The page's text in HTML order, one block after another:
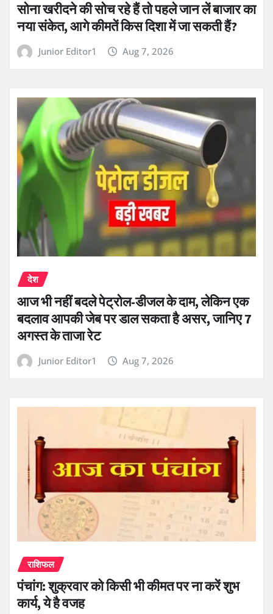
सोना खरीदने की सोच रहे हैं तो पहले जान लें बाजार का
नया संकेत, आगे कीमतें किस दिशा में जा सकती हैं?
Junior Editor1 Aug 7, 2026
देश
आज भी नहीं बदले पेट्रोल-डीजल के दाम, लेकिन एक
बदलाव आपकी जेब पर डाल सकता है असर, जानिए 7
अगस्त के ताजा रेट
Junior Editor1 Aug 7, 2026
राशिफल
पंचांग: शुक्रवार को किसी भी कीमत पर ना करें शुभ
कार्य, ये है वजह